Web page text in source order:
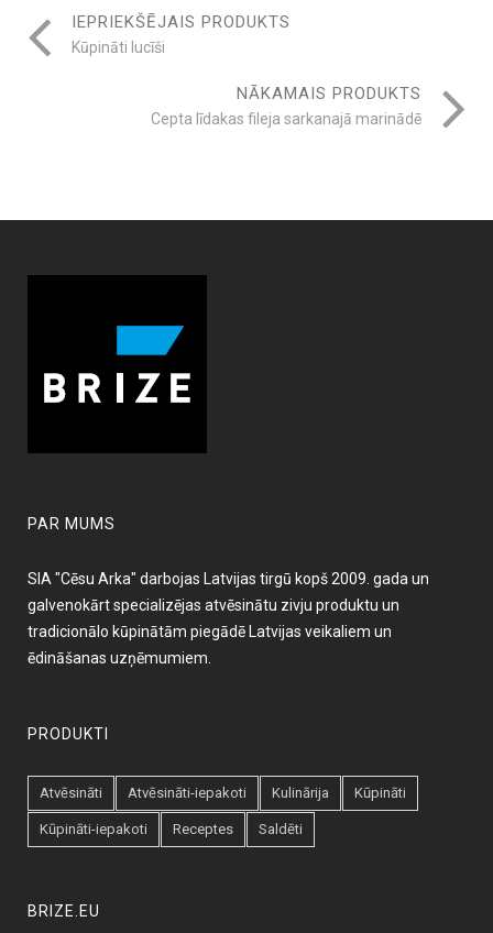
IEPRIEKŠĒJAIS PRODUKTS
Kūpināti lucīši
NĀKAMAIS PRODUKTS
Cepta līdakas fileja sarkanajā marinādē
PAR MUMS
SIA "Cēsu Arka" darbojas Latvijas tirgū kopš 2009. gada un
galvenokārt specializējas atvēsinātu zivju produktu un
tradicionālo kūpinātām piegādē Latvijas veikaliem un
ēdināšanas uzņēmumiem.
PRODUKTI
Atvēsināti Atvēsināti-iepakoti Kulinārija Kūpināti
Kūpināti-iepakoti Receptes Saldēti
BRIZE.EU